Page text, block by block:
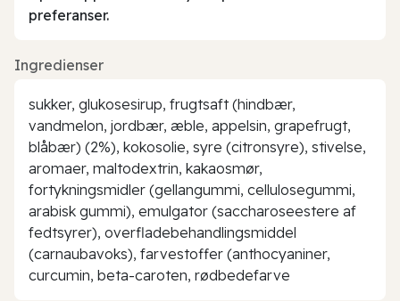
preferanser.
Ingredienser
sukker, glukosesirup, frugtsaft (hindbær,
vandmelon, jordbær, æble, appelsin, grapefrugt,
blåbær) (2%), kokosolie, syre (citronsyre), stivelse,
aromaer, maltodextrin, kakaosmør,
fortykningsmidler (gellangummi, cellulosegummi,
arabisk gummi), emulgator (saccharoseestere af
fedtsyrer), overfladebehandlingsmiddel
(carnaubavoks), farvestoffer (anthocyaniner,
curcumin, beta-caroten, rødbedefarve